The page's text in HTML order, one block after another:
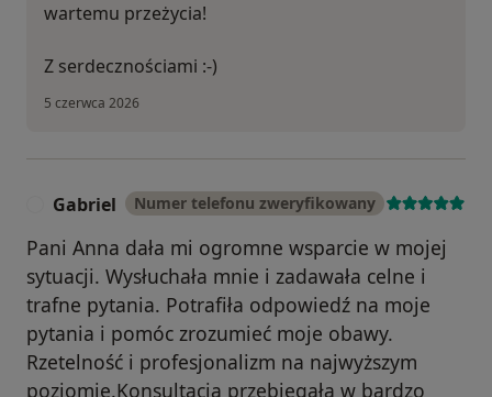
wartemu przeżycia!
Z serdecznościami :-)
5 czerwca 2026
Gabriel Numer telefonu zweryfikowany
Pani Anna dała mi ogromne wsparcie w mojej
sytuacji. Wysłuchała mnie i zadawała celne i
trafne pytania. Potrafiła odpowiedź na moje
pytania i pomóc zrozumieć moje obawy.
Rzetelność i profesjonalizm na najwyższym
poziomie.Konsultacja przebiegała w bardzo